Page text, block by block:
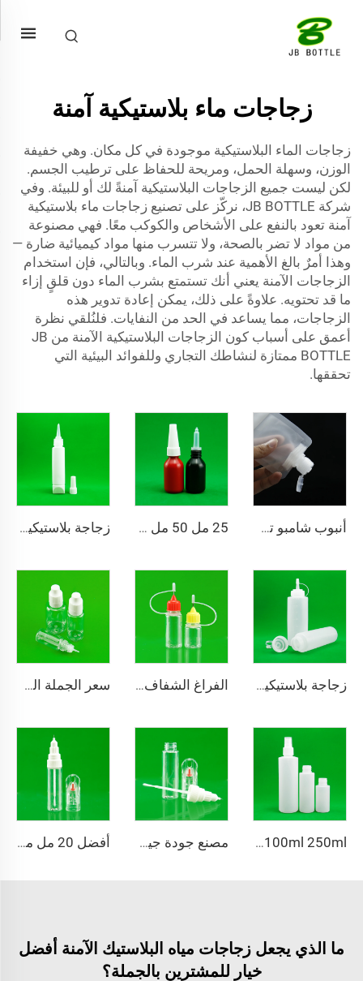
زجاجات ماء بلاستيكية آمنة
زجاجات الماء البلاستيكية موجودة في كل مكان. وهي خفيفة
الوزن، وسهلة الحمل، ومريحة للحفاظ على ترطيب الجسم.
لكن ليست جميع الزجاجات البلاستيكية آمنةً لك أو للبيئة. وفي
شركة JB BOTTLE، نركّز على تصنيع زجاجات ماء بلاستيكية
آمنة تعود بالنفع على الأشخاص والكوكب معًا. فهي مصنوعة
من مواد لا تضر بالصحة، ولا تتسرب منها مواد كيميائية ضارة —
وهذا أمرٌ بالغ الأهمية عند شرب الماء. وبالتالي، فإن استخدام
الزجاجات الآمنة يعني أنك تستمتع بشرب الماء دون قلقٍ إزاء
ما قد تحتويه. علاوةً على ذلك، يمكن إعادة تدوير هذه
الزجاجات، مما يساعد في الحد من النفايات. فلنُلقي نظرة
أعمق على أسباب كون الزجاجات البلاستيكية الآمنة من JB
BOTTLE ممتازة لنشاطك التجاري وللفوائد البيئية التي
تحققها.
أنبوب شامبو تجميلي قابل لإعادة التعبئة بسعة 30 مل مخصص، كريم وجه بي بي كريم، مرطب للعناية بالبشرة، عينة تعبئة كيس بفوهة ضغط 25 مل 50 مل 250 مل HDPE بلاستيكية مسطحة زجاجة الغراء الالتهاب الحيوي مع غطاء مسدس نوع المنتج الزجاجات البلاستيكية زجاجة بلاستيكية للضغط سعة 50 مل 250 مل من مادة البولي إيثيلين تيرفثالات، غراء فائق القوة لتغليف طلاء الأظافر والكريم، لمسة ناعمة مع غطاء محكم الغلق
زجاجة بلاستيكية قابلة للضغط من الدرجة الغذائية لصلصة الكاتشب مع غطاء قابل للطي رأسًا على عقب الفراغ الشفاف PE واضح البلاستيك ضغط إبرة رأس قطرة زجاجة سعة مع ختم وطباعة الشعار معبأة في صندوق سعر الجملة المهنية المصنع 10ml 20ml البلاستيكي بطاقة قطرة البلاستيكية بي تي ضغط زجاجة مع مواصفات مختلفة
HDPE 60ml 100ml 250ml عبوة بلاستيكية فارغة مربعة لـ شامبو عصير مستحضر مع مضخة فوهة رش مصنع جودة جيدة 20 مل شفافة لمس حتى قلم الطلاء للسيارات أفضل 20 مل من البلاستيك الشفاف لتحسين القلم لصيانة السيارة
ما الذي يجعل زجاجات مياه البلاستيك الآمنة أفضل
خيار للمشترين بالجملة؟